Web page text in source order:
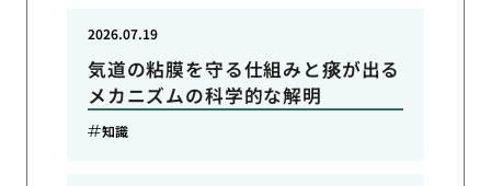
気道の粘膜を守る仕組みと痰が出る
メカニズムの科学的な解明
2026.07.19
知識